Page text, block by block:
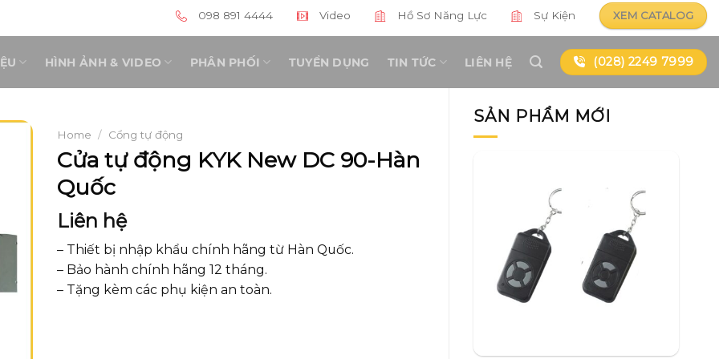
098 891 4444 Video Hồ Sơ Năng Lực Sự Kiện XEM CATALOG
HÌNH ẢNH & VIDEO PHÂN PHỐI TUYỂN DỤNG TIN TỨC LIÊN HỆ (028) 2249 7999
SẢN PHẨM MỚI
Home / Cổng tự động
Cửa tự động KYK New DC 90-Hàn
Quốc
Liên hệ
– Thiết bị nhập khẩu chính hãng từ Hàn Quốc.
– Bảo hành chính hãng 12 tháng.
– Tặng kèm các phụ kiện an toàn.